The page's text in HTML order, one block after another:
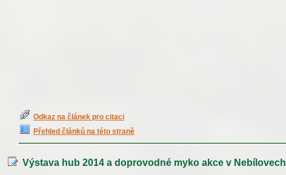
Odkaz na článek pro citaci
Přehled článků na této straně
Výstava hub 2014 a doprovodné myko akce v Nebílovech